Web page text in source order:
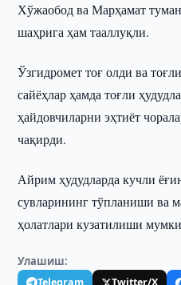
Хўжаобод ва Марҳамат
шаҳрига ҳам тааллуқли.
Ўзгидромет тоғ олди ва
сайёҳлар ҳамда тоғли
ҳайдовчиларни эҳтиёт
чақирди.
Айрим ҳудудларда кучли
сувларининг тўпланиши ва
ҳолатлари кузатилиши
Улашиш:
Telegram Twitter/X